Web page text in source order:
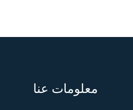
معلومات عنا